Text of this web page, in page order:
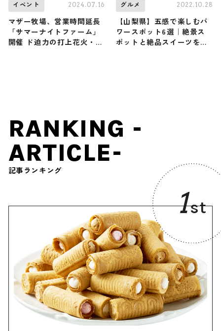
イベント 2024.07.16
マザー牧場、営業時間延長
「サマーナイトファーム」
開催 ド迫力の打上花火・ナ
グルメ 2022.10.28
【山梨県】五感で楽しむパ
ワースポット6選｜絶景ス
ポットと絶品スイーツをご
RANKING -
ARTICLE-
記事ランキング
1st